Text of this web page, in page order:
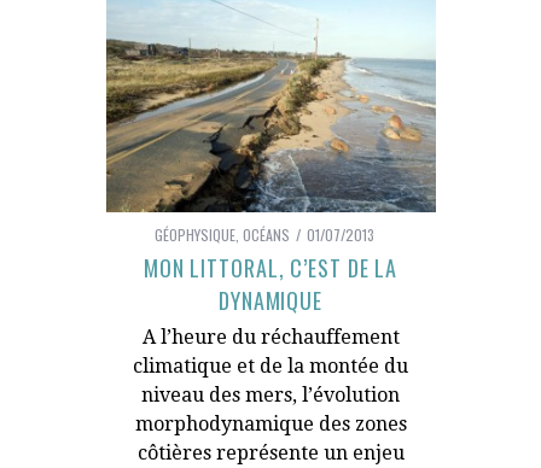
GÉOPHYSIQUE OCÉANS 01/07/2013
MON LITTORAL, C’EST DE LA
DYNAMIQUE
A l’heure du réchauffement
climatique et de la montée du
niveau des mers, l’évolution
morphodynamique des zones
côtières représente un enjeu